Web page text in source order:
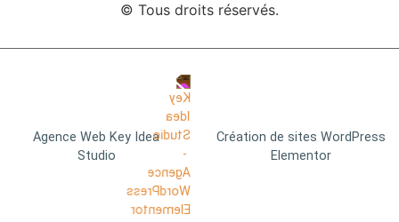
© Tous droits réservés.
Agence Web Key Idea
Studio
Création de sites WordPress
Elementor